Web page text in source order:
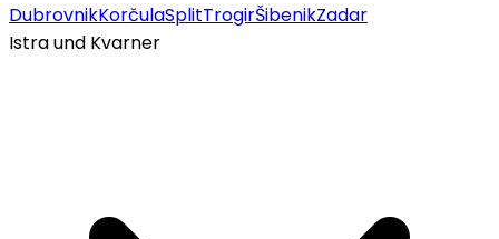
DubrovnikKorčulaSplitTrogirŠibenikZadar
Istra und Kvarner